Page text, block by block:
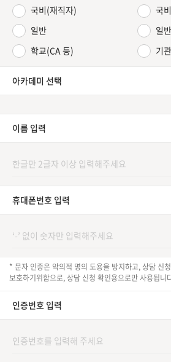
국비(재직자)
국
일반
일
학교(CA 등)
기
아카데미 선택
이름 입력
휴대폰번호 입력
* 문자 인증은 악의적 명의 도용을 방지하고, 상담 신
보호하기위함으로, 상담 신청 확인용으로만 사용됩니
인증번호 입력